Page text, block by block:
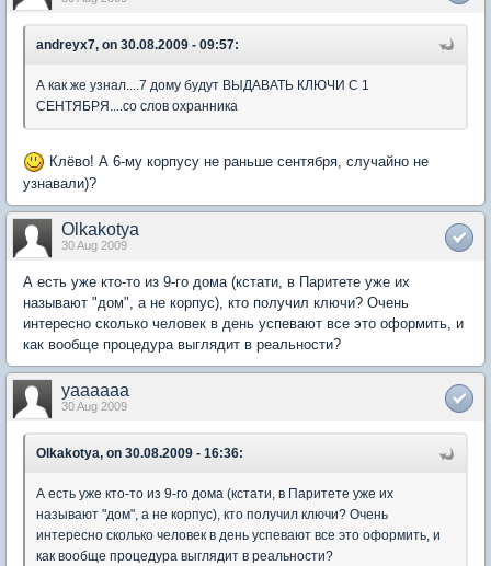
andreyx7, on 30.08.2009 - 09:57:
А как же узнал....7 дому будут ВЫДАВАТЬ КЛЮЧИ С 1
СЕНТЯБРЯ....со слов охранника
Клёво! А 6-му корпусу не раньше сентября, случайно не
узнавали)?
Olkakotya
30 Aug 2009
А есть уже кто-то из 9-го дома (кстати, в Паритете уже их
называют "дом", а не корпус), кто получил ключи? Очень
интересно сколько человек в день успевают все это оформить, и
как вообще процедура выглядит в реальности?
yaaaaaa
30 Aug 2009
Olkakotya, on 30.08.2009 - 16:36:
А есть уже кто-то из 9-го дома (кстати, в Паритете уже их
называют "дом", а не корпус), кто получил ключи? Очень
интересно сколько человек в день успевают все это оформить, и
как вообще процедура выглядит в реальности?